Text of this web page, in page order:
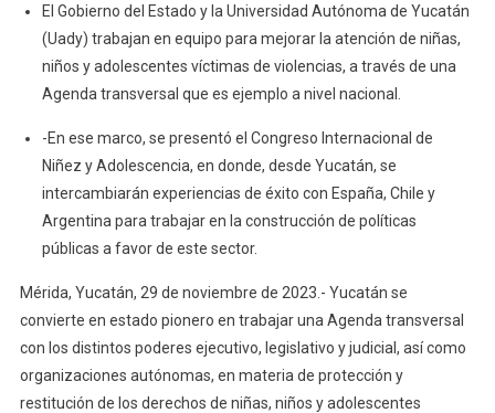
Pionero
En
Trabajar
Transversalmente
La
Protección
Y
Restitución
De
Derechos
De
Niñas,
Niños
Y
El Gobierno del Estado y la Universidad Autónoma de Yucatán
(Uady) trabajan en equipo para mejorar la atención de niñas,
niños y adolescentes víctimas de violencias, a través de una
Agenda transversal que es ejemplo a nivel nacional.
-En ese marco, se presentó el Congreso Internacional de
Niñez y Adolescencia, en donde, desde Yucatán, se
intercambiarán experiencias de éxito con España, Chile y
Argentina para trabajar en la construcción de políticas
públicas a favor de este sector.
Mérida, Yucatán, 29 de noviembre de 2023.- Yucatán se
convierte en estado pionero en trabajar una Agenda transversal
con los distintos poderes ejecutivo, legislativo y judicial, así como
organizaciones autónomas, en materia de protección y
restitución de los derechos de niñas, niños y adolescentes